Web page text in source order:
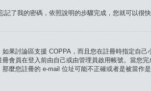
記了我的密碼，依照說明的步驟完成，您就可以很快
果討論區支援 COPPA，而且您在註冊時指定自
會員在登入前由自己或由管理員啟用帳號。當您
麼您註冊的 e-mail 位址可能不正確或者是被當作